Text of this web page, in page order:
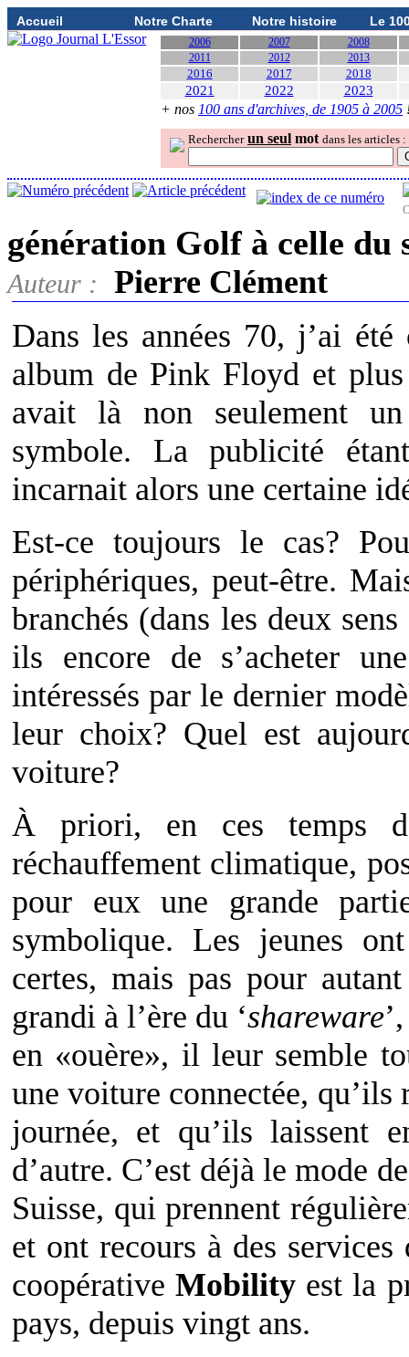
Accueil Notre Charte Notre histoire Le
2006 2007
2008
2011
2012 2013
2016 2017 2018
2021 2022 2023
+ nos 100 ans d'archives, de 1905 à 2005
Rechercher un seul mot dans les articles :
génération Golf à celle du
Auteur :
Pierre Clément
Dans les années 70, j’ai
album de Pink Floyd et
avait là non seulement
symbole. La publicité
incarnait alors une certaine
Est-ce toujours le cas?
périphériques, peut-être.
branchés (dans les deux
ils encore de s’acheter
intéressés par le dernier
leur choix? Quel est
voiture?
À priori, en ces temps
réchauffement climatique,
pour eux une grande
symbolique. Les jeunes
certes, mais pas pour
grandi à l’ère du ‘shareware
en «ouère», il leur semble
une voiture connectée, qu’ils
journée, et qu’ils laissent
d’autre. C’est déjà le mode
Suisse, qui prennent
et ont recours à des
coopérativeMobility est la
pays, depuis vingt ans.